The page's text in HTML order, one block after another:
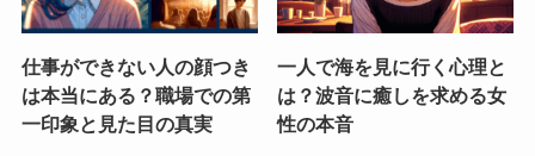
仕事ができない人の顔つき
は本当にある？職場での第
一印象と見た目の真実
一人で海を見に行く心理と
は？波音に癒しを求める女
性の本音